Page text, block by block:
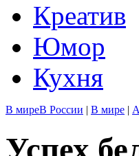
Креатив
Юмор
Кухня
В миреВ России | В мире |